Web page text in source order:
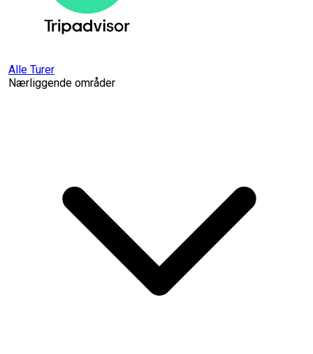
Alle Turer
Nærliggende områder